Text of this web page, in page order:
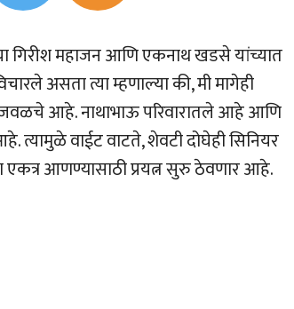
गिरीश महाजन आणि एकनाथ खडसे यांच्यात
असता त्या म्हणाल्या की, मी मागेही
जवळचे आहे. नाथाभाऊ परिवारातले आहे आणि
वाईट वाटते, शेवटी दोघेही सिनियर
एकत्र आणण्यासाठी प्रयत्न सुरु ठेवणार आहे.